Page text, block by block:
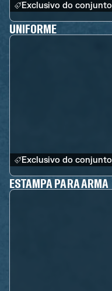
Exclusivo do conjunto
UNIFORME
Exclusivo do conjunto
ESTAMPA PARA ARMA